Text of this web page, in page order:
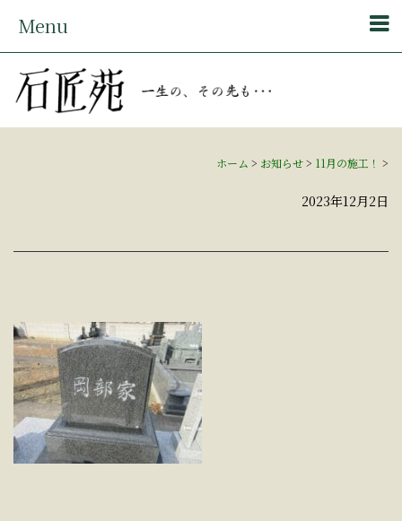
Menu
ホーム > お知らせ> 11月の施工！ >
2023年12月2日